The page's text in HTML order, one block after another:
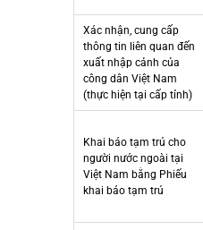
Xác nhận, cung cấp
thông tin liên quan đến
xuất nhập cảnh của
công dân Việt Nam
(thực hiện tại cấp tỉnh)
Khai báo tạm trú cho
người nước ngoài tại
Việt Nam bằng Phiếu
khai báo tạm trú